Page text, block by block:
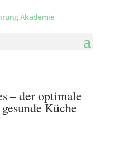
– der optimale
Küche